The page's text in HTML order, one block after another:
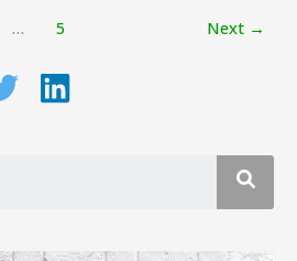
… 5 Next →